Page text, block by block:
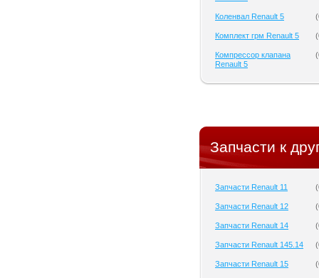
Коленвал Renault 5 (
Комплект грм Renault 5 (
Компрессор клапана
Renault 5
(
Запчасти к
Запчасти Renault 11 (
Запчасти Renault 12 (
Запчасти Renault 14 (
Запчасти Renault 145.14 (
Запчасти Renault 15 (